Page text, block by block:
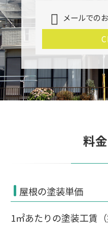
メールでの
料
屋根の塗装単価
1㎡あたりの塗装工賃